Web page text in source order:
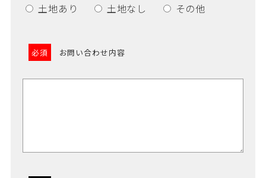
土地あり 土地なし その他
必須 お問い合わせ内容